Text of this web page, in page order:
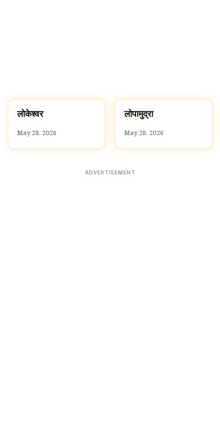
Lल
लोकेश्वर
May 28, 2026
Lल
लोपामुद्रा
May 28, 2026
ADVERTISEMENT